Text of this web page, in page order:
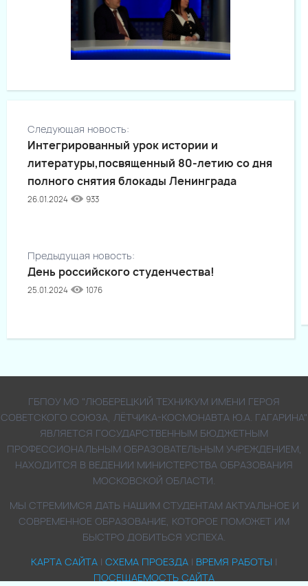
Следующая новость:
Интегрированный урок истории и
литературы,посвященный 80-летию со дня
полного снятия блокады Ленинграда
26.01.2024 933
Предыдущая новость:
День российского студенчества!
25.01.2024 1076
ГБПОУ МО "ЛЮБЕРЕЦКИЙ ТЕХНИКУМ ИМЕНИ ГЕРОЯ
СОВЕТСКОГО СОЮЗА, ЛЁТЧИКА-КОСМОНАВТА Ю.А. ГАГАРИНА"
ЯВЛЯЕТСЯ ГОСУДАРСТВЕННЫМ БЮДЖЕТНЫМ
ПРОФЕССИОНАЛЬНЫМ ОБРАЗОВАТЕЛЬНЫМ УЧРЕЖДЕНИЕМ,
НАХОДИТСЯ В ВЕДЕНИИ МИНИСТЕРСТВА ОБРАЗОВАНИЯ
МОСКОВСКОЙ ОБЛАСТИ.
МЫ СТРЕМИМСЯ ДАТЬ НАШИМ СТУДЕНТАМ АКТУАЛЬНОЕ И
СОВРЕМЕННОЕ ОБРАЗОВАНИЕ, КОТОРОЕ ПОМОЖЕТ ИМ
БЫСТРО ДОБИТЬСЯ УСПЕХА.
КАРТА САЙТА | СХЕМА ПРОЕЗДА | ВРЕМЯ РАБОТЫ |
ПОСЕЩАЕМОСТЬ САЙТА